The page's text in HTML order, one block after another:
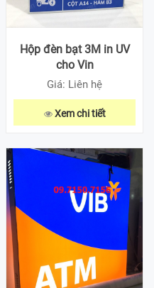
Hộp đèn bạt 3M in UV
cho Vin
Giá: Liên hệ
Xem chi tiết